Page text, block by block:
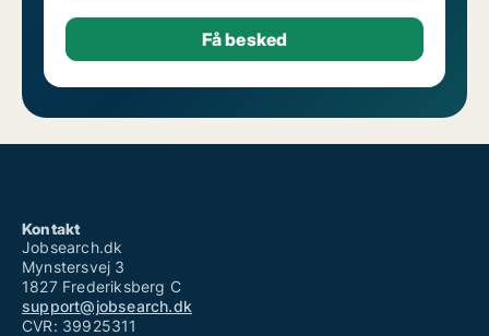
Kontakt
Jobsearch.dk
Mynstersvej 3
1827 Frederiksberg C
support@jobsearch.dk
CVR: 39925311